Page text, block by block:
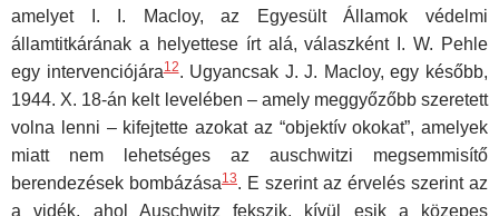
amelyet I. I. Macloy, az Egyesült Államok védelmi
államtitkárának a helyettese írt alá, válaszként I. W. Pehle
egy intervenciójára12. Ugyancsak J. J. Macloy, egy később,
1944. X. 18-án kelt levelében – amely meggyőzőbb szeretett
volna lenni – kifejtette azokat az “objektív okokat”, amelyek
miatt nem lehetséges az auschwitzi megsemmisítő
berendezések bombázása13. E szerint az érvelés szerint az
a vidék, ahol Auschwitz fekszik, kívül esik a közepes